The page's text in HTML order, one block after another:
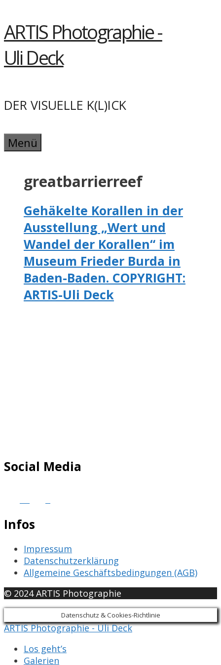
Springe
zum
Inhalt
ARTIS Photographie -
Uli Deck
DER VISUELLE K(L)ICK
Menü
greatbarrierreef
Gehäkelte Korallen in der
Ausstellung „Wert und
Wandel der Korallen“ im
Museum Frieder Burda in
Baden-Baden. COPYRIGHT:
ARTIS-Uli Deck
Social Media
Infos
Impressum
Datenschutzerklärung
Allgemeine Geschäftsbedingungen (AGB)
© 2024 ARTIS Photographie
Datenschutz & Cookies-Richtlinie
ARTIS Photographie - Uli Deck
Los geht’s
Galerien